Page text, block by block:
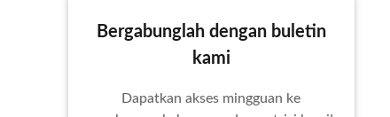
Bergabunglah dengan buletin
kami
Dapatkan akses mingguan ke